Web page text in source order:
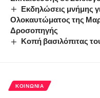
Εκδηλώσεις μνήμης
Ολοκαυτώματος της
Δροσοπηγής
Κοπή βασιλόπιτας
ΚΟΙΝΩΝΊΑ